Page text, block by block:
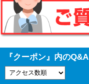
『クーポン』内のQ&A